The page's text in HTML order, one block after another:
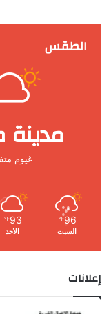
الطقس
غيوم
96
℉
السبت
93
℉
الأحد
إعلانات